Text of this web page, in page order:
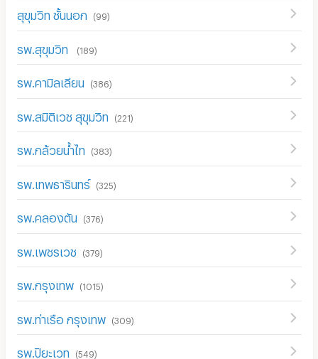
สุขุมวิท ชั้นนอก (99)
รพ.สุขุมวิท (189)
รพ.คามิลเลียน (386)
รพ.สมิติเวช สุขุมวิท (221)
รพ.กล้วยน้ำไท (383)
รพ.เทพธารินทร์ (325)
รพ.คลองตัน (376)
รพ.เพชรเวช (379)
รพ.กรุงเทพ (1015)
รพ.ท่าเรือ กรุงเทพ (309)
รพ.ปิยะเวท (549)